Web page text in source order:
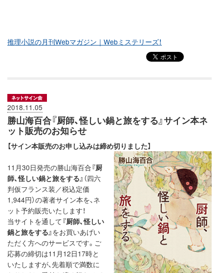
推理小説の月刊Webマガジン｜Webミステリーズ！
2018.11.05
勝山海百合『厨師、怪しい鍋と旅をする』サイン本ネ
ット販売のお知らせ
【サイン本販売のお申し込みは締め切りました】
11月30日発売の勝山海百合『厨
師、怪しい鍋と旅をする』 （四六
判仮フランス装／税込定価
1,944円）の著者サイン本を、ネ
ット予約販売いたします！
当サイトを通して『厨師、怪しい
鍋と旅をする』をお買いあげい
ただく方へのサービスです。ご
応募の締切は11月12日17時と
いたしますが、先着順で満数に